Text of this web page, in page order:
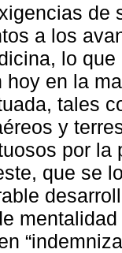
de
a los
lo
hoy en la
tales
y
por
que se